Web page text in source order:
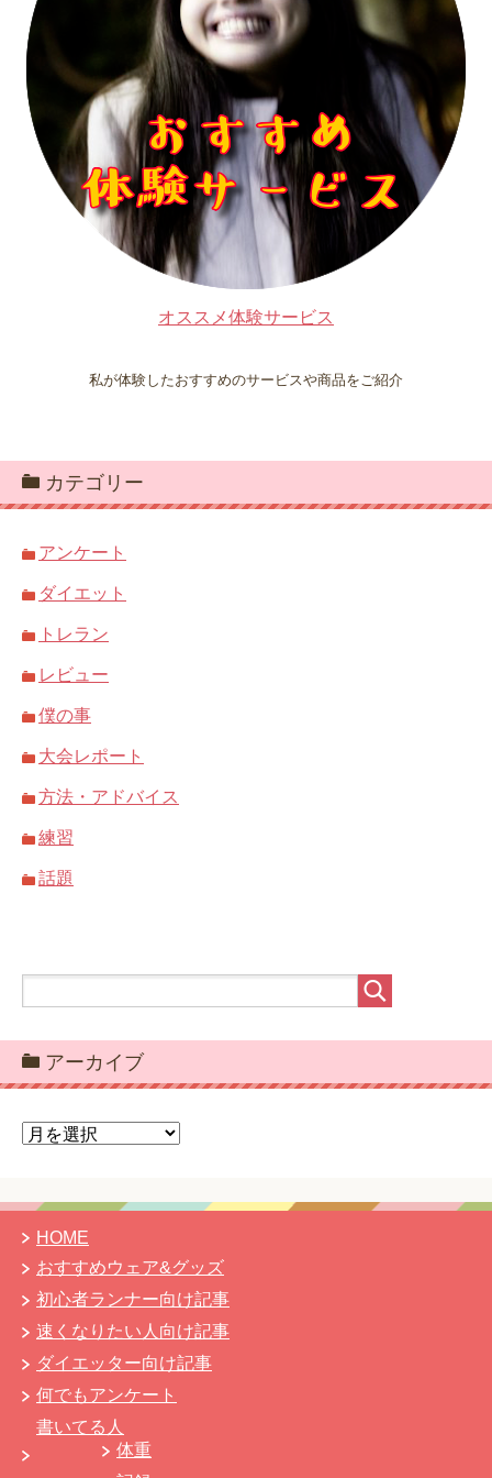
オススメ体験サービス
私が体験したおすすめのサービスや商品をご紹介
カテゴリー
アンケート
ダイエット
トレラン
レビュー
僕の事
大会レポート
方法・アドバイス
練習
話題
アーカイブ
ア
イ
HOME
おすすめウェア&グッズ
初心者ランナー向け記事
速くなりたい人向け記事
ダイエッター向け記事
何でもアンケート
書いてる人
体重